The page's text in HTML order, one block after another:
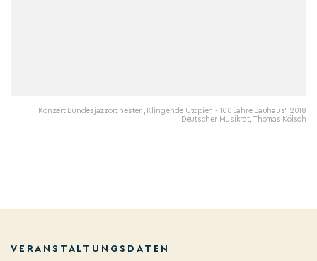
Konzert Bundesjazzorchester „Klingende Utopien - 100 Jahre Bauhaus“ 2018
Deutscher Musikrat, Thomas Kölsch
VERANSTALTUNGSDATEN